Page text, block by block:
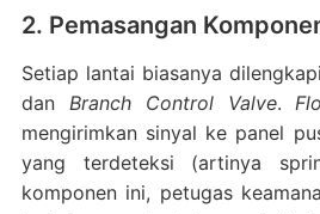
2. Pemasangan
Setiap lantai biasanya
dan Branch Control Valve.
mengirimkan sinyal ke panel
yang terdeteksi (artinya
komponen ini, petugas